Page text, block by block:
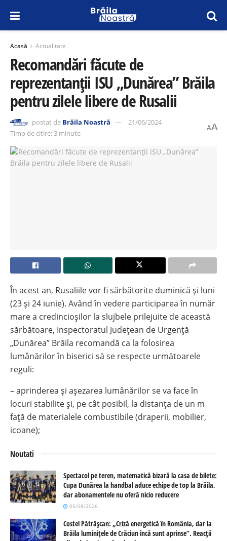
Acasă Actualitate
Recomandări făcute de
reprezentanții ISU „Dunărea” Brăila
pentru zilele libere de Rusalii
postat de Brăila Noastră
21/06/2024
Timp de citire: 3 minute
AA
În acest an, Rusaliile vor fi sărbătorite duminică şi luni
(23 şi 24 iunie). Având în vedere participarea în număr
mare a credincioșilor la slujbele prilejuite de această
sărbătoare, Inspectoratul Județean de Urgență
„Dunărea” Brăila recomandă ca la folosirea
lumânărilor în biserici să se respecte următoarele
reguli:
– aprinderea şi aşezarea lumânărilor se va face în
locuri stabilite şi, pe cât posibil, la distanţa de un m
faţă de materialele combustibile (draperii, mobilier,
icoane);
Noutati
Spectacol pe teren, matematică bizară la casa de bilete:
Cupa Dunărea la handbal aduce echipe de top la Brăila,
dar abonamentele nu oferă nicio reducere
05/08/2026
Costel Pătrășcan: „Criză energetică în România, dar la
Brăila luminițele de Crăciun încă sunt aprinse”. Reacții